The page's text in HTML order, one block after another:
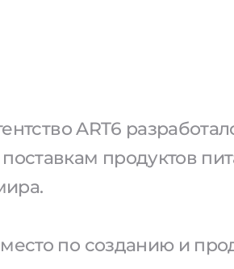
ART6
продуктов
место по созданию и